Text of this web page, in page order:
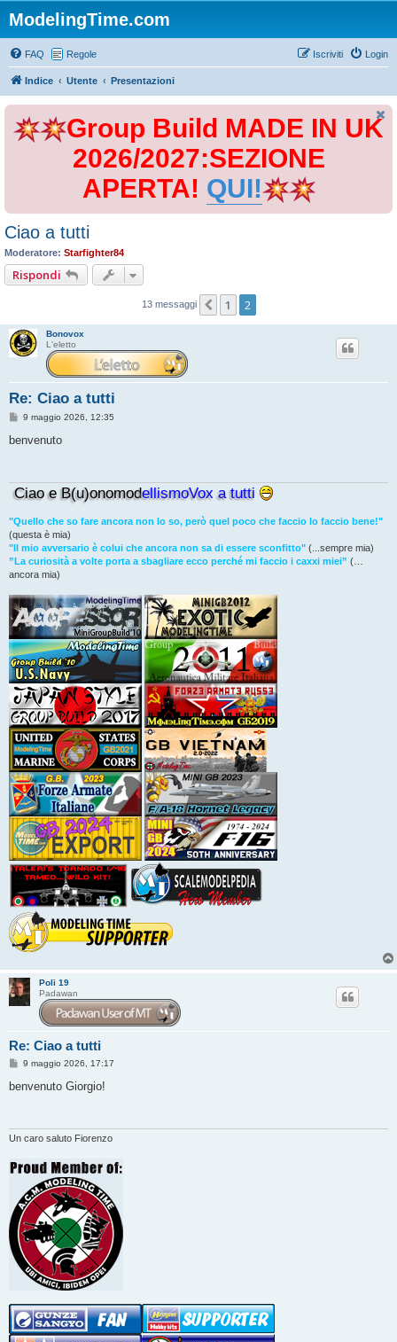
ModelingTime.com
FAQ Regole Login
Iscriviti
Indice Utente Presentazioni
Group Build MADE IN UK
2026/2027:SEZIONE
APERTA! QUI!
Ciao a tutti
Moderatore: Starfighter84
Rispondi
13 messaggi Precedente
1 2
Bonovox
L'eletto
Re: Ciao a tutti
M
s
i
o
9 maggio 2026, 12:35
benvenuto
Ciao e B(u)onomodellismoVox a tutti
"Quello che so fare ancora non lo so, però quel poco che faccio lo faccio bene!"
(questa è mia)
"Il mio avversario è colui che ancora non sa di essere sconfitto" (...sempre mia)
”La curiosità a volte porta a sbagliare ecco perché mi faccio i caxxi miei” (…
ancora mia)
Poli 19
Padawan
Re: Ciao a tutti
M
s
i
9 maggio 2026, 17:17
benvenuto Giorgio!
Un caro saluto Fiorenzo